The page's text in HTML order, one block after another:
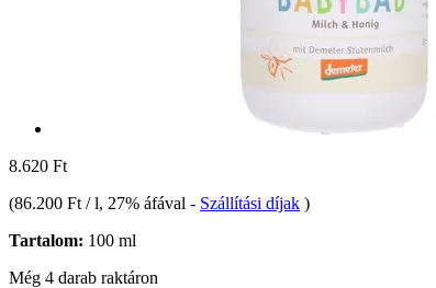
8.620 Ft
(86.200 Ft / l, 27% áfával - Szállítási díjak )
Tartalom: 100 ml
Még 4 darab raktáron